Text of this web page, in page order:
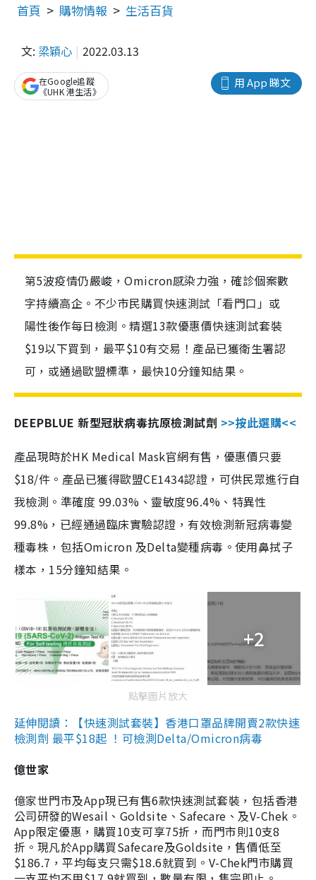
首頁 購物情報 生活百貨
文: 梁穎心 2022.03.13
用 App 睇文
在Google追蹤
《UHK 港生活》
第5波疫情仍嚴峻，Omicron感染力強，確診個案數
字持續高企。不少市民購買快速測試「看門口」或
陽性後作每日檢測。精選13款優惠價快速測試套裝
$19以下買到，最平$10有交易！產品已獲衛生署認
可，或通過歐盟標準，最快10分鐘知結果。
DEEPBLUE 新型冠狀病毒抗原檢測試劑 >>按此選購<<
產品現時於HK Medical Mask官網有售，優惠價只要
$18/件。產品已獲得歐盟CE1434認證，可供民眾進行自
我檢測。準確度 99.03%、靈敏度96.4%、特異性
99.8%，已經通過臨床實驗認證，有效檢測新冠病毒變
種毒株，包括Omicron 及Delta變種病毒。使用鼻拭子
樣本，15分鐘知結果。
+2
點擊圖片放大
延伸閱讀：【快速測試套裝】香港口罩品牌開賣2款快速
檢測劑 最平$18起 ！可檢測Delta/Omicron病毒
億世家
億家世門市及App現已有售6款快速測試套裝，包括香港
公司研發的Wesail、Goldsite、Safecare、及V-Chek。
App限定優惠，購買10支可享75折，而門市則10支8
折。現凡於App購買Safecare及Goldsite，售價低至
$186.7，平均每支只需$18.6就買到。V-Chek門市購買